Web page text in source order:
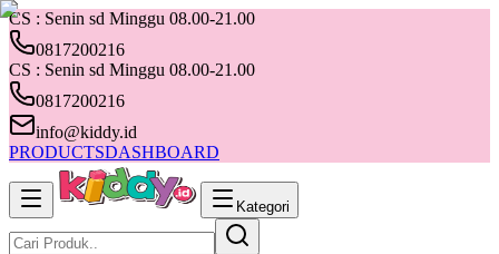
CS : Senin sd Minggu 08.00-21.00
0817200216
CS : Senin sd Minggu 08.00-21.00
0817200216
info@kiddy.id
PRODUCTSDASHBOARD
Kategori